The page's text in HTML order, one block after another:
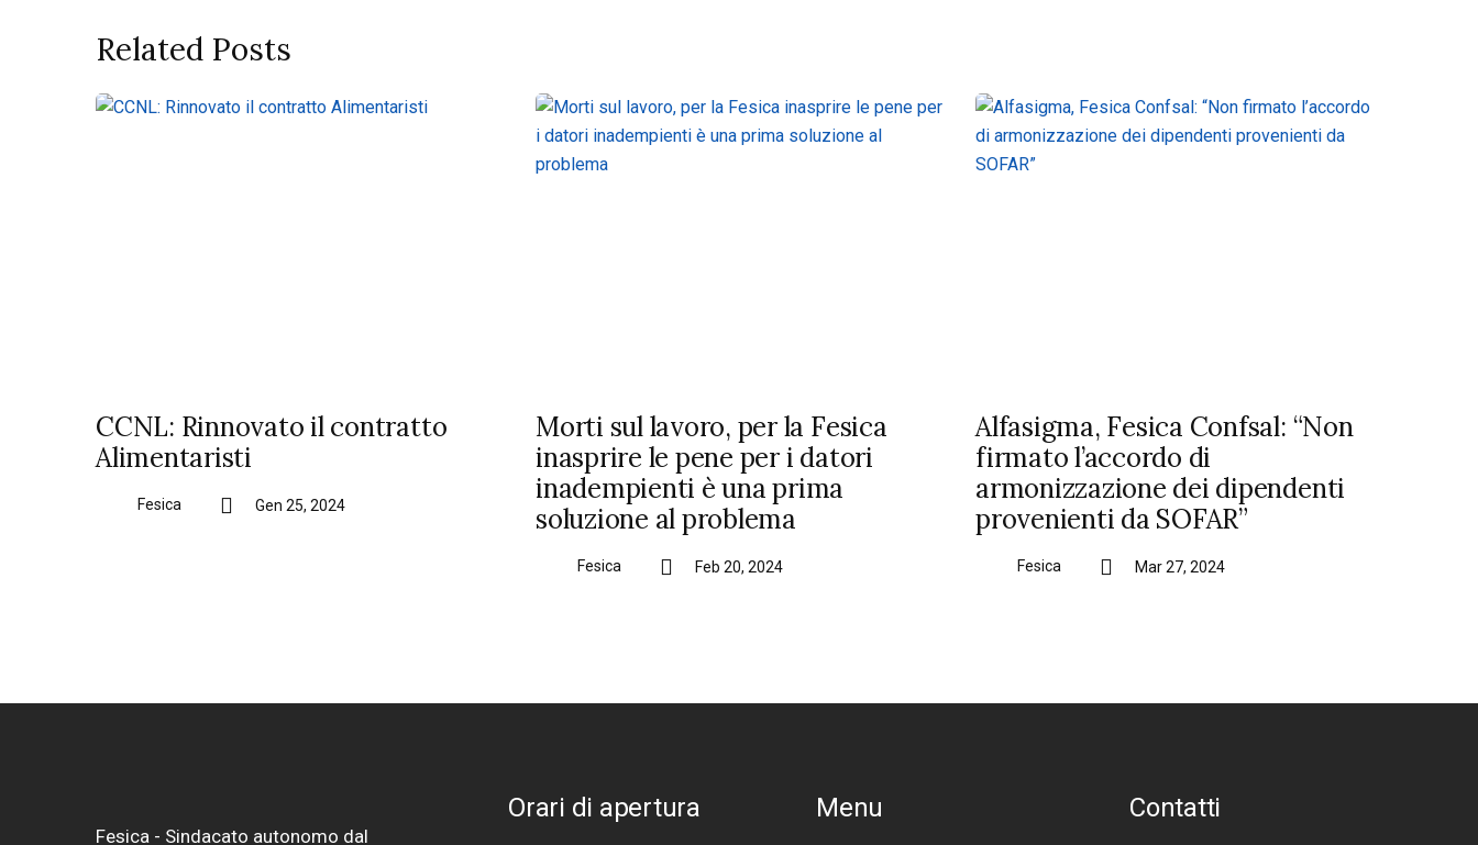
Related Posts
CCNL: Rinnovato il contratto
Alimentaristi
Fesica Gen 25, 2024
Morti sul lavoro, per la Fesica
inasprire le pene per i datori
inadempienti è una prima
soluzione al problema
Fesica Feb 20, 2024
Alfasigma, Fesica Confsal: “Non
firmato l’accordo di
armonizzazione dei dipendenti
provenienti da SOFAR”
Fesica Mar 27, 2024
Fesica - Sindacato autonomo dal
Orari di apertura Menu Contatti